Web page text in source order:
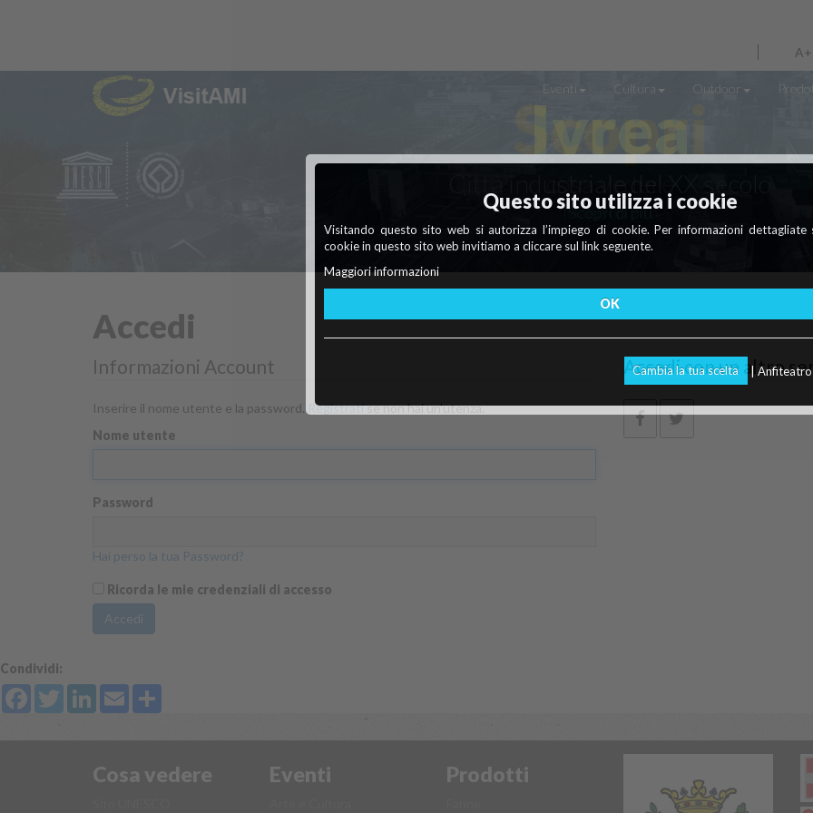
Scopri
cosa vedere
Maggiori info
A+
Eventi Cultura Outdoor
Accedi
Informazioni Account
Inserire il nome utente e la password. Registratise non hai un'utenza.
Nome utente
Password
Hai perso la tua Password?
Ricorda le mie credenziali di accesso
Accedi
Accedi con un altro
Condividi:
FacebookTwitterLinkedInEmail
Cosa vedere Eventi Prodotti
Questo sito utilizza i cookie
Visitando questo sito web si autorizza l’impiego di cookie. Per informazioni dettagliate
cookie in questo sito web invitiamo a cliccare sul link seguente.
Maggiori informazioni
OK
Cambia la tua scelta |